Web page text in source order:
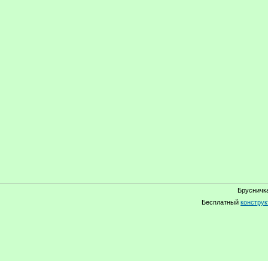
Бесплатный